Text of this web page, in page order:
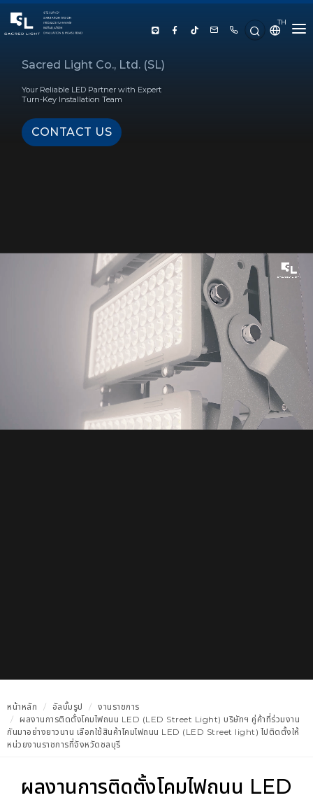
TH
HOME
ABOUT US
PRODUCT
CONTACT US
LUX CALCULATOR
Sacred Light Co., Ltd. (SL)
Your Reliable LED Partner with Expert
Turn-Key Installation Team
CONTACT US
หน้าหลัก อัลบั้มรูป
งานราชการ
ผลงานการติดตั้งโคมไฟถนน LED (LED Street Light) บริษัทฯ คู่ค้าที่ร่วมงาน
กันมาอย่างยาวนาน เลือกใช้สินค้าโคมไฟถนน LED (LED Street light) ไปติดตั้งให้
หน่วยงานราชการที่จังหวัดชลบุรี
ผลงานการติดตั้งโคมไฟถนน LED